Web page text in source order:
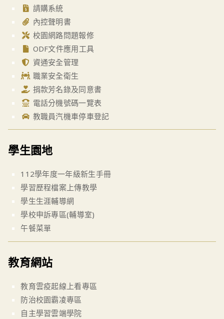
請購系統
內控聲明書
校園網路問題報修
ODF文件應用工具
資通安全管理
職業安全衛生
捐款芳名錄及同意書
電話分機號碼一覽表
教職員汽機車停車登記
學生園地
112學年度一年級新生手冊
學習歷程檔案上傳教學
學生生涯輔導網
學校申訴專區(輔導室)
午餐菜單
教育網站
教育雲疫起線上看專區
防治校園霸凌專區
自主學習雲端學院